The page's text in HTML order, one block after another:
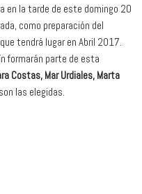
en la tarde de este domingo 20
como preparación del
tendrá lugar en Abril 2017.
formarán parte de esta
Costas, Mar Urdiales, Marta
son las elegidas.